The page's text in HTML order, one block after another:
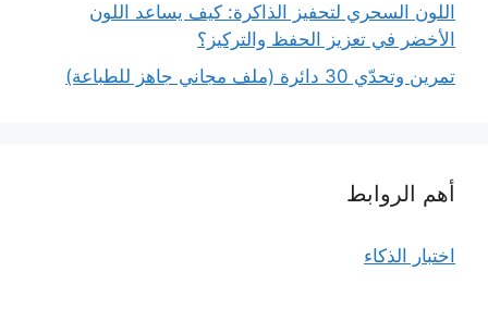
اللون السحري لتحفيز الذاكرة: كيف يساعد اللون
الأخضر في تعزيز الحفظ والتركيز؟
تمرين وتحدّي 30 دائرة (ملف مجاني جاهز للطباعة)
أهم الروابط
اختبار الذكاء